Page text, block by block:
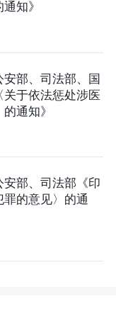
知》
部、司法部、国
于依法惩处涉医
通知》
部、司法部《印
的意见〉的通